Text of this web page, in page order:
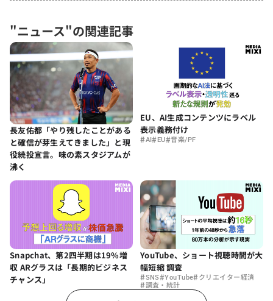
"ニュース"の関連記事
長友佑都「やり残したことがある
と確信が芽生えてきました」と現
役続投宣言。味の素スタジアムが
沸く
EU、AI生成コンテンツにラベル
表示義務付け
#AI#EU#音楽/PF
Snapchat、第2四半期は19%増
収 ARグラスは「長期的ビジネス
チャンス」
YouTube、ショート視聴時間が大
幅短縮 調査
#SNS#YouTube#クリエイター経済
#調査・統計